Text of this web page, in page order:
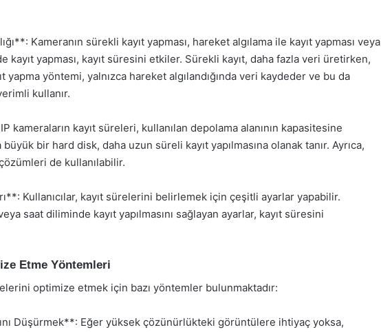
Kameranın sürekli kayıt yapması, hareket algılama ile kayıt yapması veya
kayıt yapması, kayıt süresini etkiler. Sürekli kayıt, daha fazla veri üretirken,
yapma yöntemi, yalnızca hareket algılandığında veri kaydeder ve bu da
kullanır.
kameraların kayıt süreleri, kullanılan depolama alanının kapasitesine
büyük bir hard disk, daha uzun süreli kayıt yapılmasına olanak tanır. Ayrıca,
de kullanılabilir.
Kullanıcılar, kayıt sürelerini belirlemek için çeşitli ayarlar yapabilir.
saat diliminde kayıt yapılmasını sağlayan ayarlar, kayıt süresini
Etme Yöntemleri
optimize etmek için bazı yöntemler bulunmaktadır:
Düşürmek**: Eğer yüksek çözünürlükteki görüntülere ihtiyaç yoksa,